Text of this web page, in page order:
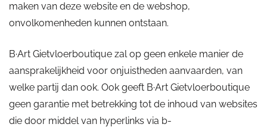
maken van deze website en de webshop,
onvolkomenheden kunnen ontstaan.
B·Art Gietvloerboutique zal op geen enkele manier de
aansprakelijkheid voor onjuistheden aanvaarden, van
welke partij dan ook. Ook geeft B·Art Gietvloerboutique
geen garantie met betrekking tot de inhoud van websites
die door middel van hyperlinks via b-